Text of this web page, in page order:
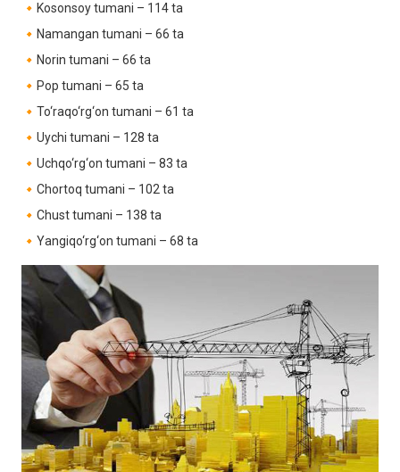
🔸Kosonsoy tumani – 114 ta
🔸Namangan tumani – 66 ta
🔸Norin tumani – 66 ta
🔸Pop tumani – 65 ta
🔸To‘raqo‘rg‘on tumani – 61 ta
🔸Uychi tumani – 128 ta
🔸Uchqo‘rg‘on tumani – 83 ta
🔸Chortoq tumani – 102 ta
🔸Chust tumani – 138 ta
🔸Yangiqo‘rg‘on tumani – 68 ta